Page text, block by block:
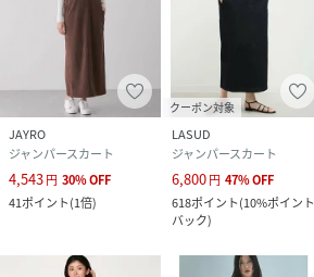
JAYRO
ジャンパースカート
4,543円 30%OFF
41ポイント(1倍)
クーポン対象
LASUD
ジャンパースカート
6,800円 47%OFF
618ポイント(10%ポイント
バック)